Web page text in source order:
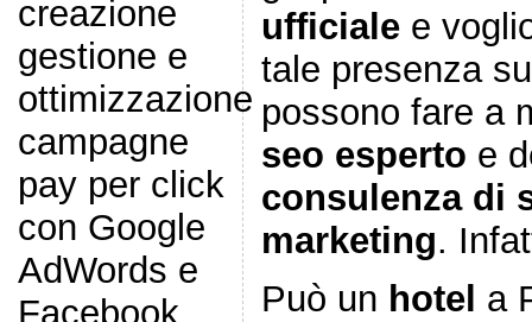
creazione
gestione e
ottimizzazione
campagne
pay per click
con Google
AdWords e
Facebook
ufficialee
tale presenza
possono fare a
seo esperto e
consulenza di
marketing.
Può un hotel a